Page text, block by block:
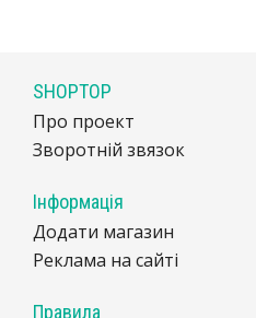
SHOPTOP
Про проект
Зворотній звязок
Інформація
Додати магазин
Реклама на сайті
Правила